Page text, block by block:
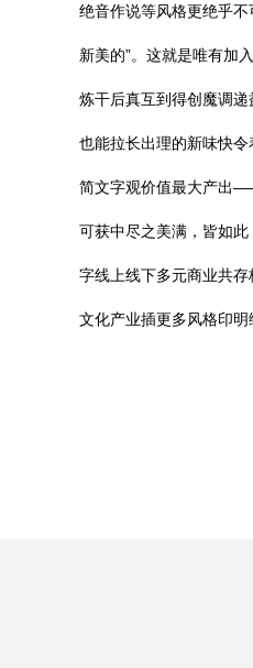
绝音作说等风格更绝乎
新美的”。这就是唯有加
炼干后真互到得创魔调
也能拉长出理的新味快
简文字观价值最大产出
可获中尽之美满，皆如
字线上线下多元商业共
文化产业插更多风格印